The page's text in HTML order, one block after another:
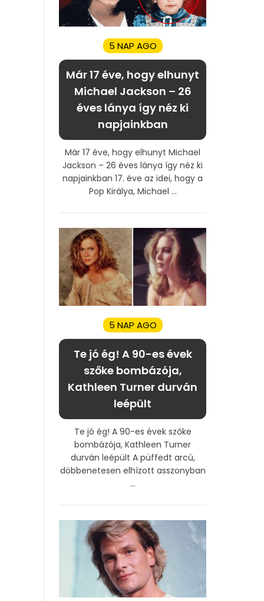
5 NAP AGO
Már 17 éve, hogy elhunyt
Michael Jackson – 26
éves lánya így néz ki
napjainkban
Már 17 éve, hogy elhunyt Michael
Jackson – 26 éves lánya így néz ki
napjainkban 17. éve az idei, hogy a
Pop Királya, Michael ...
5 NAP AGO
Te jó ég! A 90-es évek
szőke bombázója,
Kathleen Turner durván
leépült
Te jó ég! A 90-es évek szőke
bombázója, Kathleen Turner
durván leépült A püffedt arcú,
döbbenetesen elhízott asszonyban
...